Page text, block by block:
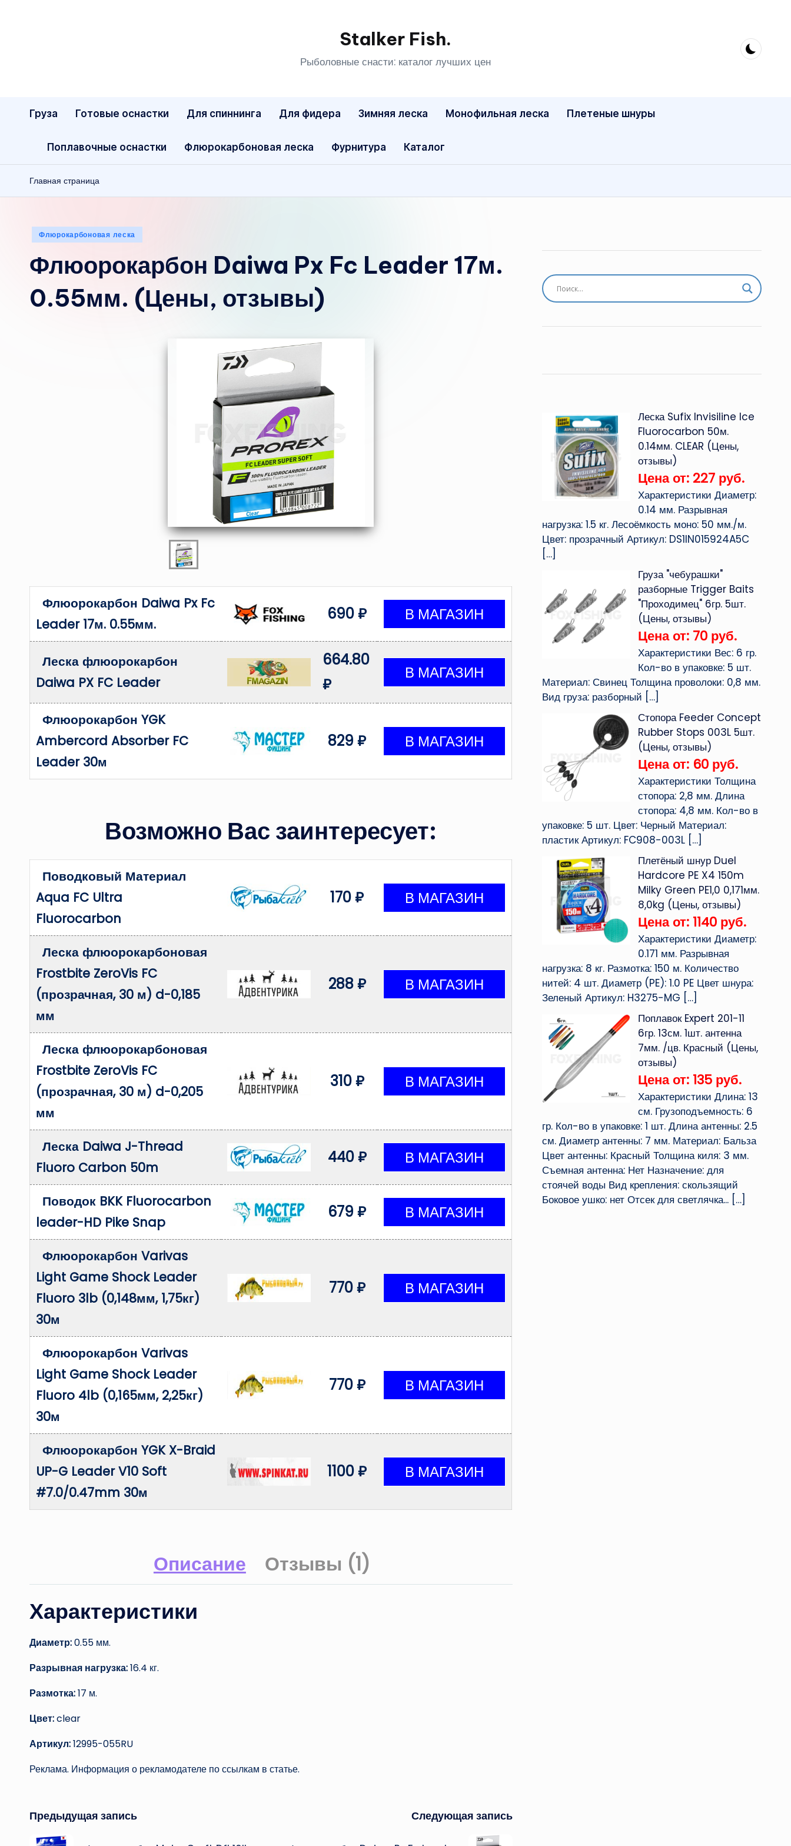
Stalker Fish.
Рыболовные снасти: каталог лучших цен
Груза Готовые оснастки Для спиннинга Для фидера Зимняя леска Монофильная леска Плетеные шнуры
Поплавочные оснастки Флюрокарбоновая леска Фурнитура Каталог
Главная страница
Опубликовано
Флюрокарбоновая леска
Флюорокарбон Daiwa Px Fc Leader 17м.
0.55мм. (Цены, отзывы)
Флюорокарбон Daiwa Px Fc
Leader 17м. 0.55мм.
690 ₽
Леска флюорокарбон
Daiwa PX FC Leader
664.80
₽
Флюорокарбон YGK
Ambercord Absorber FC
Leader 30м
829 ₽
Возможно Вас заинтересует:
Поводковый Материал
Aqua FC Ultra
Fluorocarbon
170 ₽
Леска флюорокарбоновая
Frostbite ZeroVis FC
(прозрачная, 30 м) d-0,185
мм
288 ₽
Леска флюорокарбоновая
Frostbite ZeroVis FC
(прозрачная, 30 м) d-0,205
мм
310 ₽
Леска Daiwa J-Thread
Fluoro Carbon 50m
440 ₽
Поводок BKK Fluorocarbon
leader-HD Pike Snap
679 ₽
Флюорокарбон Varivas
Light Game Shock Leader
Fluoro 3lb (0,148мм, 1,75кг)
30м
770 ₽
Флюорокарбон Varivas
Light Game Shock Leader
Fluoro 4lb (0,165мм, 2,25кг)
30м
770 ₽
Флюорокарбон YGK X-Braid
UP-G Leader V10 Soft
#7.0/0.47mm 30м
1100 ₽
Описание Отзывы (1)
Характеристики
Диаметр:0.55 мм.
Разрывная нагрузка:16.4 кг.
Размотка:17 м.
Цвет:clear
Артикул:12995-055RU
Реклама. Информация о рекламодателе по ссылкам в статье.
Навигация
Предыдущая запись Следующая запись
Леска Sufix Invisiline Ice
Fluorocarbon 50м.
0.14мм. CLEAR (Цены,
отзывы)
Цена от: 227 руб.
Характеристики Диаметр:
0.14 мм. Разрывная
нагрузка: 1.5 кг. Лесоёмкость моно: 50 мм./м.
Цвет: прозрачный Артикул: DS1IN015924A5C
[…]
Груза "чебурашки"
разборные Trigger Baits
"Проходимец" 6гр. 5шт.
(Цены, отзывы)
Цена от: 70 руб.
Характеристики Вес: 6 гр.
Кол-во в упаковке: 5 шт.
Материал: Свинец Толщина проволоки: 0,8 мм.
Вид груза: разборный […]
Стопора Feeder Concept
Rubber Stops 003L 5шт.
(Цены, отзывы)
Цена от: 60 руб.
Характеристики Толщина
стопора: 2,8 мм. Длина
стопора: 4,8 мм. Кол-во в
упаковке: 5 шт. Цвет: Черный Материал:
пластик Артикул: FC908-003L[…]
Плетёный шнур Duel
Hardcore PE X4 150m
Milky Green PE1,0 0,171мм.
8,0kg (Цены, отзывы)
Цена от: 1140 руб.
Характеристики Диаметр:
0.171 мм. Разрывная
нагрузка: 8 кг. Размотка: 150 м. Количество
нитей: 4 шт. Диаметр (PE): 1.0 PE Цвет шнура:
Зеленый Артикул: H3275-MG […]
Поплавок Expert 201-11
6гр. 13см. 1шт. антенна
7мм. /цв. Красный (Цены,
отзывы)
Цена от: 135 руб.
Характеристики Длина: 13
см. Грузоподъемность: 6
гр. Кол-во в упаковке: 1 шт. Длина антенны: 2.5
см. Диаметр антенны: 7 мм. Материал: Бальза
Цвет антенны: Красный Толщина киля: 3 мм.
Съемная антенна: Нет Назначение: для
стоячей воды Вид крепления: скользящий
Боковое ушко: нет Отсек для светлячка...[…]